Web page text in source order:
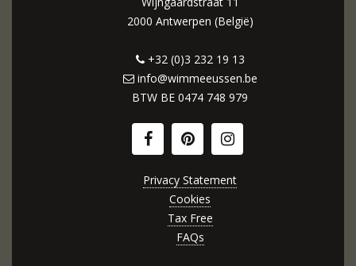
2000 Antwerpen (België)
+32 (0)3 232 19 13
info@wimmeeussen.be
BTW BE 0474 748 979
Privacy Statement
Cookies
Tax Free
FAQs